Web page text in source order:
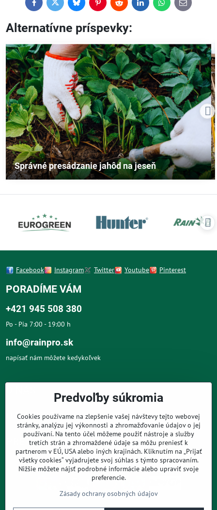
FacebookTwitterBlueskyPinterestReddit LinkedInWhatsApp
E-
mail
Alternatívne príspevky:
Správné presádzanie jahôd na jeseň
Facebook Instagram Twitter Youtube Pinterest
PORADÍME VÁM
+421 945 508 380
Po - Pia 7:00 - 19:00 h
info@rainpro.sk
napísať nám môžete kedykoľvek
O NÁKUPE
PRE ZÁKAZNÍKOV
Predvoľby súkromia
Cookies používame na zlepšenie vašej návštevy tejto webovej
stránky, analýzu jej výkonnosti a zhromažďovanie údajov o jej
používaní. Na tento účel môžeme použiť nástroje a služby
tretích strán a zhromaždené údaje sa môžu preniesť k
partnerom v EÚ, USA alebo iných krajinách. Kliknutím na „Prijať
všetky cookies“ vyjadrujete svoj súhlas s týmto spracovaním.
Nižšie môžete nájsť podrobné informácie alebo upraviť svoje
preferencie.
Zásady ochrany osobných údajov